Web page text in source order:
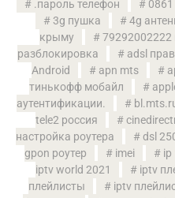
.пароль телефон
3g пушка
4g
крыму
79292002222
разблокировка
adsl
Android
apn mts
тинькофф мобайл
аутентификации.
tele2 россия
настройка роутера
dsl
gpon роутер
imei ip
iptv world 2021
iptv
плейлисты
iptv